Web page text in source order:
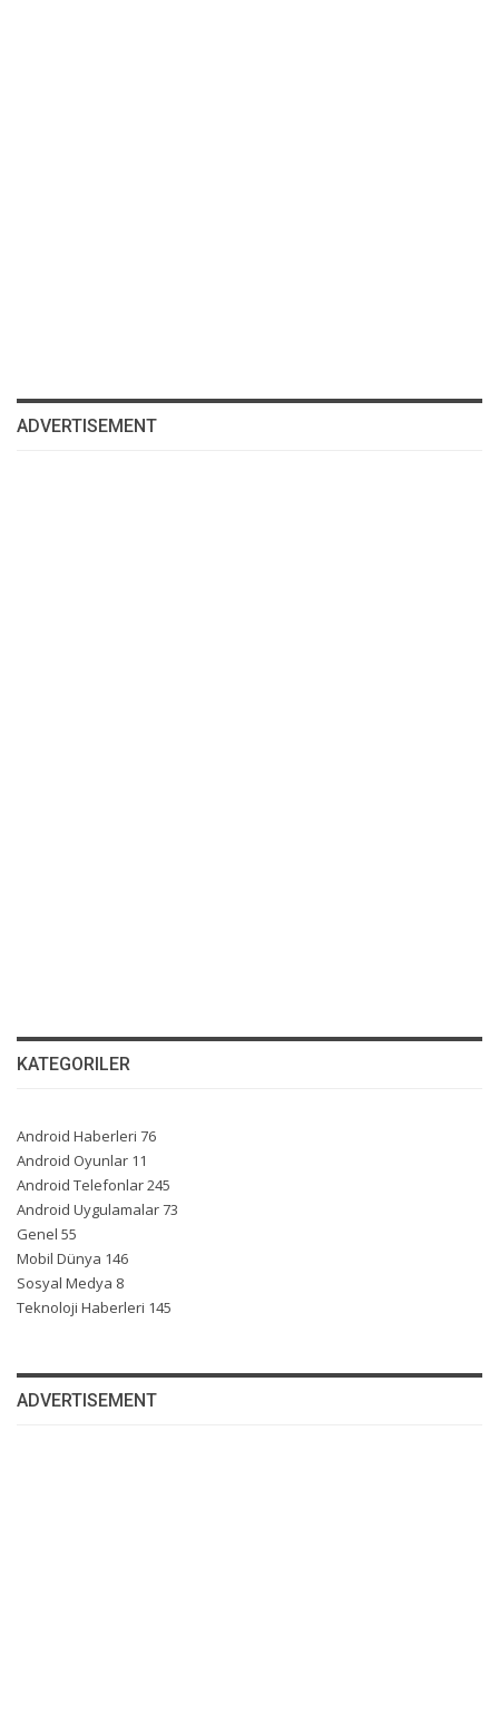
ADVERTISEMENT
KATEGORILER
Android Haberleri 76
Android Oyunlar 11
Android Telefonlar245
Android Uygulamalar73
Genel 55
Mobil Dünya 146
Sosyal Medya 8
Teknoloji Haberleri 145
ADVERTISEMENT